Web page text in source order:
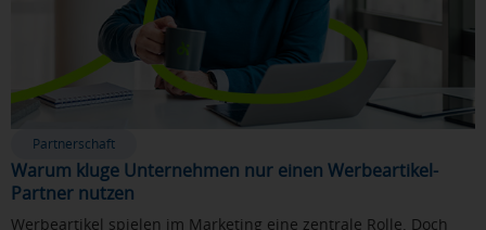
Partnerschaft
Warum kluge Unternehmen nur einen Werbeartikel-
Partner nutzen
Werbeartikel spielen im Marketing eine zentrale Rolle. Doch